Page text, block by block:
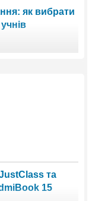
як вибрати
та
15